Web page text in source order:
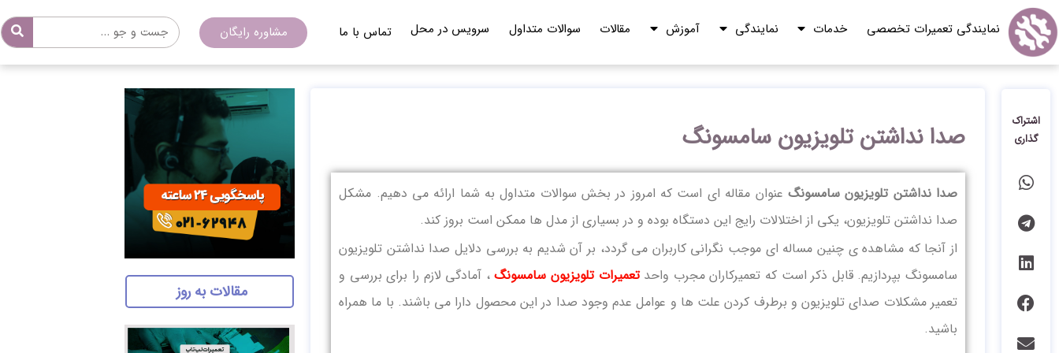
نمایندگی تعمیرات تخصصی خدمات نمایندگی آموزش مقالات سوالات متداول سرویس در محل تماس با ما مشاوره رایگان
اشتراک
گذاری
صدا نداشتن تلویزیون سامسونگ
صدا نداشتن تلویزیون سامسونگ عنوان مقاله ای است که امروز در بخش سوالات متداول به شما ارائه می دهیم. مشکل
صدا نداشتن تلویزیون، یکی از اختلالات رایج این دستگاه بوده و در بسیاری از مدل ها ممکن است بروز کند.
از آنجا که مشاهده ی چنین مساله ای موجب نگرانی کاربران می گردد، بر آن شدیم به بررسی دلایل صدا نداشتن تلویزیون
سامسونگ بپردازیم. قابل ذکر است که تعمیرکاران مجرب واحدتعمیرات تلویزیون سامسونگ، آمادگی لازم را برای بررسی و
تعمیر مشکلات صدای تلویزیون و برطرف کردن علت ها و عوامل عدم وجود صدا در این محصول دارا می باشند. با ما همراه
باشید.
مقالات به روز